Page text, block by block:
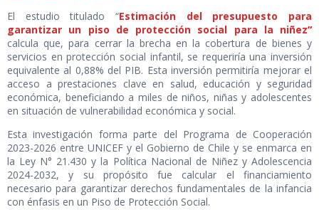
El estudio titulado “Estimación del presupuesto para
garantizar un piso de protección social para la niñez“
calcula que, para cerrar la brecha en la cobertura de bienes y
servicios en protección social infantil, se requeriría una inversión
equivalente al 0,88% del PIB. Esta inversión permitiría mejorar el
acceso a prestaciones clave en salud, educación y seguridad
económica, beneficiando a miles de niños, niñas y adolescentes
en situación de vulnerabilidad económica y social.
Esta investigación forma parte del Programa de Cooperación
2023-2026 entre UNICEF y el Gobierno de Chile y se enmarca en
la Ley N° 21.430 y la Política Nacional de Niñez y Adolescencia
2024-2032, y su propósito fue calcular el financiamiento
necesario para garantizar derechos fundamentales de la infancia
con énfasis en un Piso de Protección Social.